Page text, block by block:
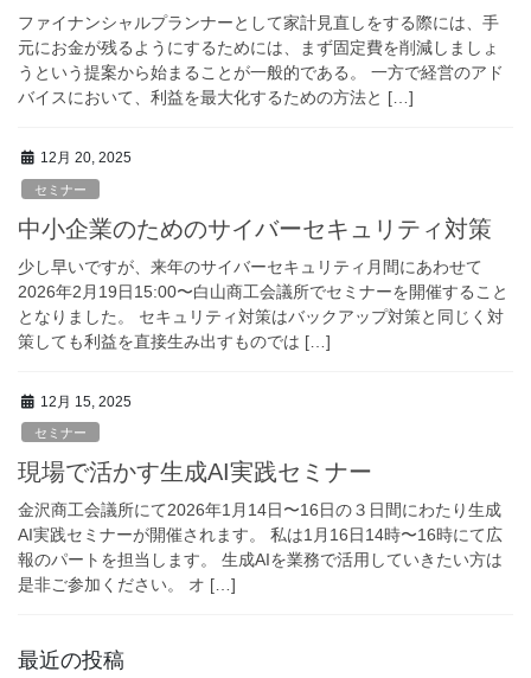
ファイナンシャルプランナーとして家計見直しをする際には、手
元にお金が残るようにするためには、まず固定費を削減しましょ
うという提案から始まることが一般的である。 一方で経営のアド
バイスにおいて、利益を最大化するための方法と […]
12月 20, 2025
セミナー
中小企業のためのサイバーセキュリティ対策
少し早いですが、来年のサイバーセキュリティ月間にあわせて
2026年2月19日15:00〜白山商工会議所でセミナーを開催すること
となりました。 セキュリティ対策はバックアップ対策と同じく対
策しても利益を直接生み出すものでは […]
12月 15, 2025
セミナー
現場で活かす生成AI実践セミナー
金沢商工会議所にて2026年1月14日〜16日の３日間にわたり生成
AI実践セミナーが開催されます。 私は1月16日14時〜16時にて広
報のパートを担当します。 生成AIを業務で活用していきたい方は
是非ご参加ください。 オ […]
最近の投稿